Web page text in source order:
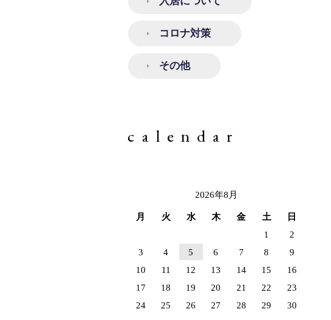
コロナ対策
その他
calendar
2026年8月
月 火 水 木 金 土
日
1
2
3
4 5 6 7 8
9
10
11 12 13 14 15
16
17
18 19 20 21 22
23
24
25 26 27 28 29
30